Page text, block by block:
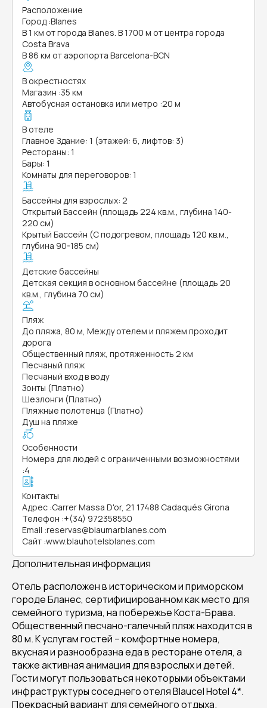
Расположение
Город :Blanes
В 1 км от города Blanes. В 1700 м от центра города
Costa Brava
В 86 км от аэропорта Barcelona-BCN
В окрестностях
Магазин :35 км
Автобусная остановка или метро :20 м
В отеле
Главное Здание: 1 (этажей: 6, лифтов: 3)
Рестораны: 1
Бары: 1
Комнаты для переговоров: 1
Бассейны для взрослых: 2
Открытый Бассейн (площадь 224 кв.м., глубина 140-
220 см)
Крытый Бассейн (С подогревом, площадь 120 кв.м.,
глубина 90-185 см)
Детские бассейны
Детская секция в основном бассейне (площадь 20
кв.м., глубина 70 см)
Пляж
До пляжа, 80 м, Между отелем и пляжем проходит
дорога
Общественный пляж, протяженность 2 км
Песчаный пляж
Песчаный вход в воду
Зонты (Платно)
Шезлонги (Платно)
Пляжные полотенца (Платно)
Душ на пляже
Особенности
Номера для людей с ограниченными возможностями
:4
Контакты
Адрес :Carrer Massa D'or, 21 17488 Cadaqués Girona
Телефон :+(34) 972358550
Email :reservas@blaumarblanes.com
Сайт :www.blauhotelsblanes.com
Дополнительная информация
Отель расположен в историческом и приморском
городе Бланес, сертифицированном как место для
семейного туризма, на побережье Коста-Брава.
Общественный песчано-галечный пляж находится в
80 м. К услугам гостей – комфортные номера,
вкусная и разнообразна еда в ресторане отеля, а
также активная анимация для взрослых и детей.
Гости могут пользоваться некоторыми объектами
инфраструктуры соседнего отеля Blaucel Hotel 4*.
Прекрасный вариант для семейного отдыха.